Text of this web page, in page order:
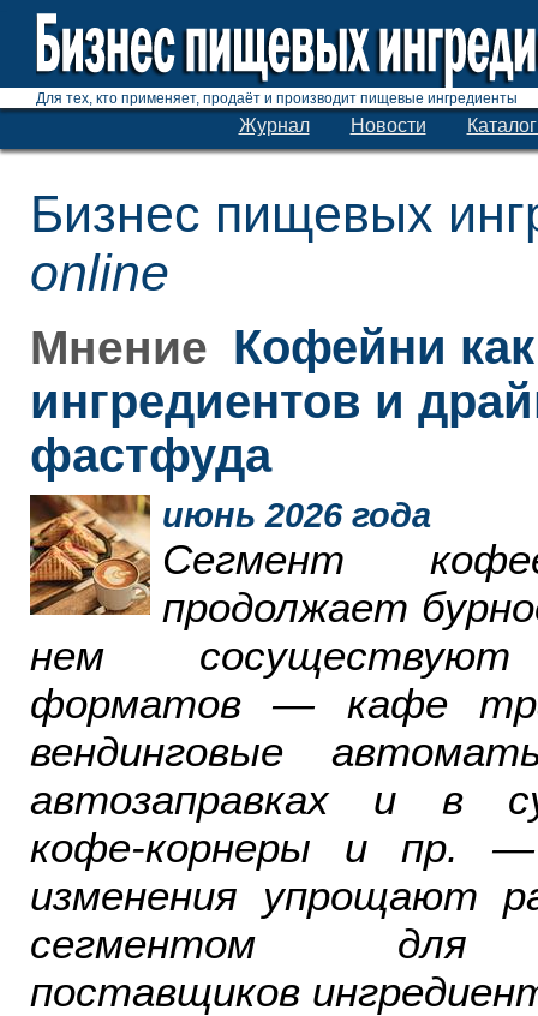
Для тех, кто применяет, продаёт и производит пищевые ингредиенты
Журнал Новости
Бизнес пищевых
online
Мнение Кофейни
ингредиентов и
фастфуда
июнь 2026 года
Сегмент
продолжает
нем
форматов — кафе
вендинговые
автозаправках и в
кофе-корнеры и пр.
изменения упрощают
сегментом для
поставщиков